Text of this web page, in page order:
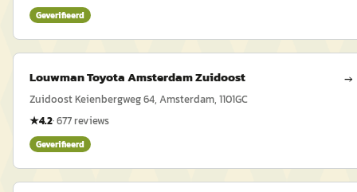
Geverifieerd
Louwman Toyota Amsterdam Zuidoost →
Zuidoost Keienbergweg 64, Amsterdam, 1101GC
★4.2·677reviews
Geverifieerd